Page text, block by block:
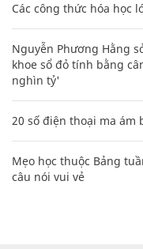
Các công thức hóa học
Nguyễn Phương Hằng
khoe sổ đỏ tính bằng
nghìn tỷ'
20 số điện thoại ma ám
Mẹo học thuộc Bảng
câu nói vui vẻ